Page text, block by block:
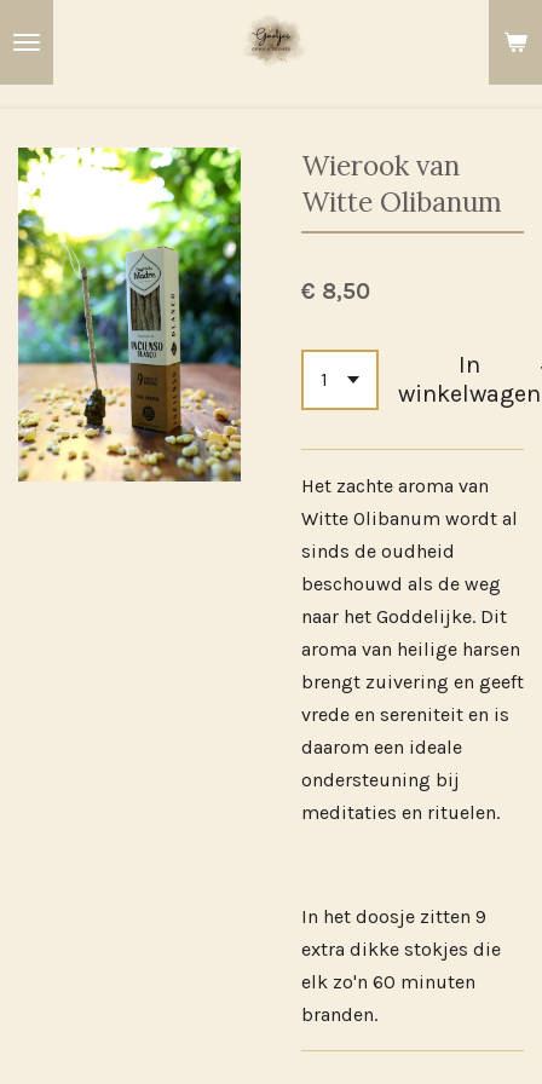
hoofdinhoud
Wierook van
Witte Olibanum
€ 8,50
In
winkelwagen
Het zachte aroma van
Witte Olibanum wordt al
sinds de oudheid
beschouwd als de weg
naar het Goddelijke. Dit
aroma van heilige harsen
brengt zuivering en geeft
vrede en sereniteit en is
daarom een ideale
ondersteuning bij
meditaties en rituelen.
In het doosje zitten 9
extra dikke stokjes die
elk zo'n 60 minuten
branden.